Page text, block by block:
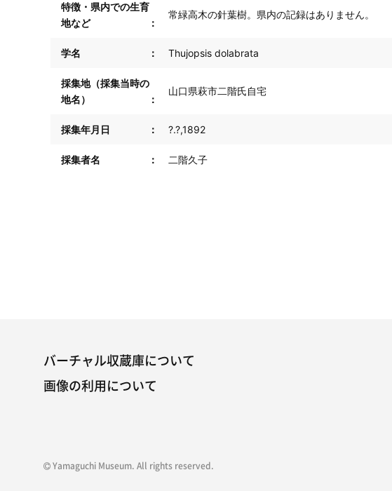
特徴・県内での生育
地など
常緑高木の針葉樹。県内の記録はありません。
学名 Thujopsis dolabrata
採集地（採集当時の
地名）
山口県萩市二階氏自宅
採集年月日 ?.?,1892
採集者名 二階久子
バーチャル収蔵庫について
画像の利用について
Yamaguchi Museum. All rights reserved.